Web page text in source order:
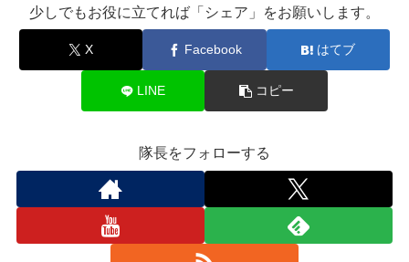
少しでもお役に立てれば「シェア」をお願いします。
X Facebook はてブ
LINE コピー
隊長をフォローする